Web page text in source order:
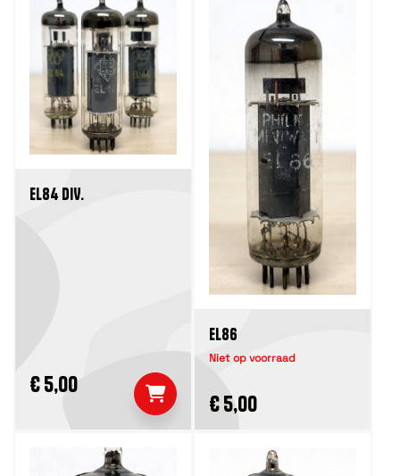
EL84 DIV.
€ 5,00
EL86
Niet op voorraad
€ 5,00